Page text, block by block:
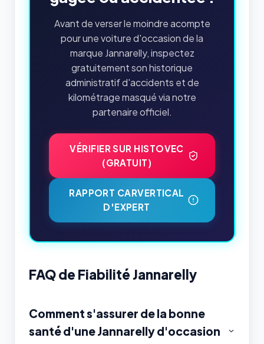
Avant de verser le moindre acompte
pour une voiture d'occasion de la
marque Jannarelly, inspectez
gratuitement son historique
administratif d'accidents et de
kilométrage masqué via notre
partenaire officiel.
VÉRIFIER SUR HISTOVEC
(GRATUIT)
RAPPORT CARVERTICAL
D'EXPERT
FAQ de Fiabilité Jannarelly
Comment s'assurer de la bonne
santé d'une Jannarelly d'occasion